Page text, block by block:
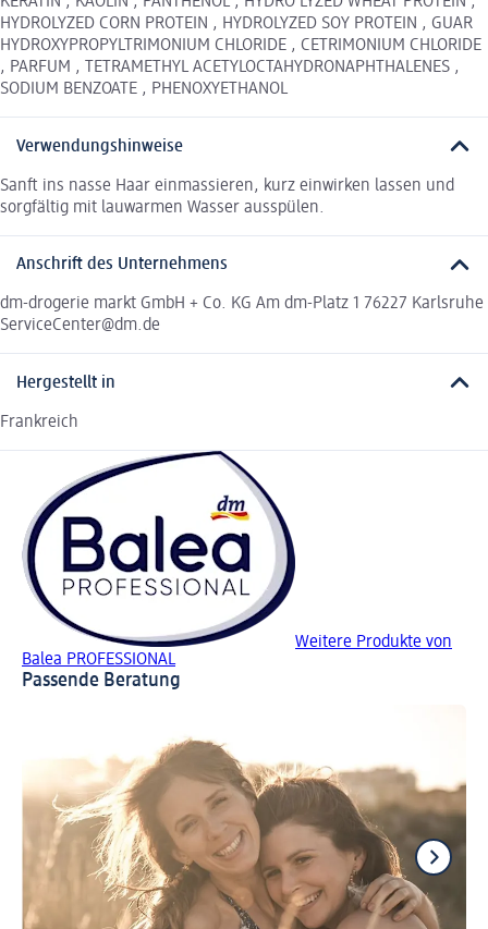
HYDROLYZED CORN PROTEIN , HYDROLYZED SOY PROTEIN , GUAR
HYDROXYPROPYLTRIMONIUM CHLORIDE , CETRIMONIUM CHLORIDE
, PARFUM , TETRAMETHYL ACETYLOCTAHYDRONAPHTHALENES ,
SODIUM BENZOATE , PHENOXYETHANOL
Verwendungshinweise
Sanft ins nasse Haar einmassieren, kurz einwirken lassen und
sorgfältig mit lauwarmen Wasser ausspülen.
Anschrift des Unternehmens
dm-drogerie markt GmbH + Co. KG Am dm-Platz 1 76227 Karlsruhe
ServiceCenter@dm.de
Hergestellt in
Frankreich
Weitere Produkte von
Balea PROFESSIONAL
Passende Beratung